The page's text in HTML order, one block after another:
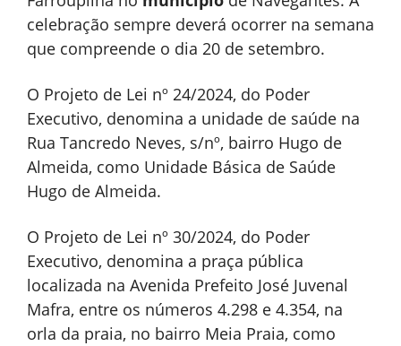
celebração sempre deverá ocorrer na semana
que compreende o dia 20 de setembro.
O Projeto de Lei nº 24/2024, do Poder
Executivo, denomina a unidade de saúde na
Rua Tancredo Neves, s/nº, bairro Hugo de
Almeida, como Unidade Básica de Saúde
Hugo de Almeida.
O Projeto de Lei nº 30/2024, do Poder
Executivo, denomina a praça pública
localizada na Avenida Prefeito José Juvenal
Mafra, entre os números 4.298 e 4.354, na
orla da praia, no bairro Meia Praia, como